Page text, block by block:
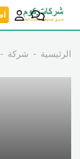
انتقل
الرئيسية شركة